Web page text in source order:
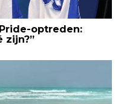
optreden:
zijn?”